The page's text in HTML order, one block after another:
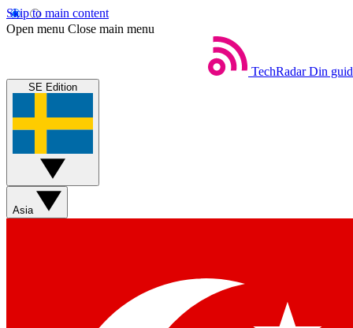
Skip to main content
Open menu Close main menu
TechRadar Din
SE Edition
Asia